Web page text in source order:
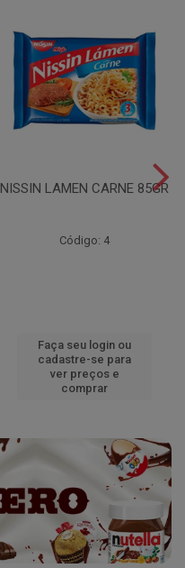
NISSIN LAMEN CARNE 85GR
Código: 4
Faça seu login ou
cadastre-se para
ver preços e
comprar